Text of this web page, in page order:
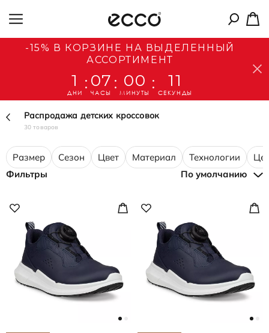
-15% В КОРЗИНЕ НА ВЫДЕЛЕННЫЙ
АССОРТИМЕНТ
1
ДНИ
: 07
ЧАСЫ
: 00
МИНУТЫ
: 10
СЕКУНДЫ
Распродажа детских кроссовок
30 товаров
Размер Сезон Цвет Материал Технологии
Фильтры
По умолчанию